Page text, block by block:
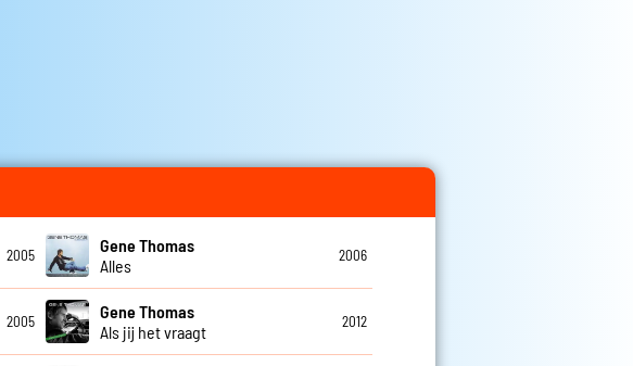
2005
Gene Thomas
Alles
2006
2005
Gene Thomas
Als jij het vraagt
2012